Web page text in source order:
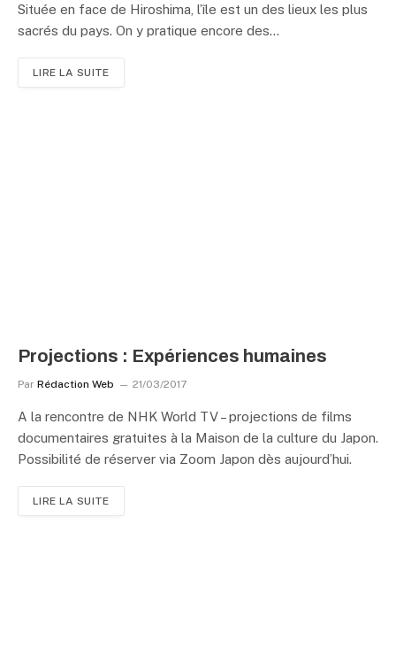
Située en face de Hiroshima, l’île est un des lieux les plus
sacrés du pays. On y pratique encore des…
LIRE LA SUITE
Projections : Expériences humaines
Par Rédaction Web 21/03/2017
A la rencontre de NHK World TV – projections de films
documentaires gratuites à la Maison de la culture du Japon.
Possibilité de réserver via Zoom Japon dès aujourd’hui.
LIRE LA SUITE